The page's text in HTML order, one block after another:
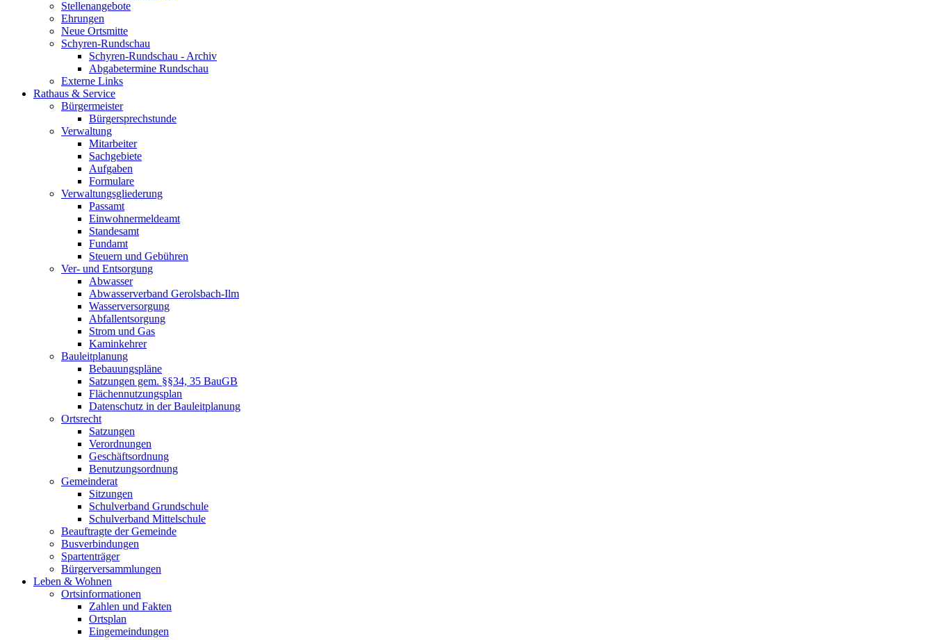
Stellenangebote
Ehrungen
Neue Ortsmitte
Schyren-Rundschau
Schyren-Rundschau - Archiv
Abgabetermine Rundschau
Externe Links
Rathaus & Service
Bürgermeister
Bürgersprechstunde
Verwaltung
Mitarbeiter
Sachgebiete
Aufgaben
Formulare
Verwaltungsgliederung
Passamt
Einwohnermeldeamt
Standesamt
Fundamt
Steuern und Gebühren
Ver- und Entsorgung
Abwasser
Abwasserverband Gerolsbach-Ilm
Wasserversorgung
Abfallentsorgung
Strom und Gas
Kaminkehrer
Bauleitplanung
Bebauungspläne
Satzungen gem. §§34, 35 BauGB
Flächennutzungsplan
Datenschutz in der Bauleitplanung
Ortsrecht
Satzungen
Verordnungen
Geschäftsordnung
Benutzungsordnung
Gemeinderat
Sitzungen
Schulverband Grundschule
Schulverband Mittelschule
Beauftragte der Gemeinde
Busverbindungen
Spartenträger
Bürgerversammlungen
Leben & Wohnen
Ortsinformationen
Zahlen und Fakten
Ortsplan
Eingemeindungen